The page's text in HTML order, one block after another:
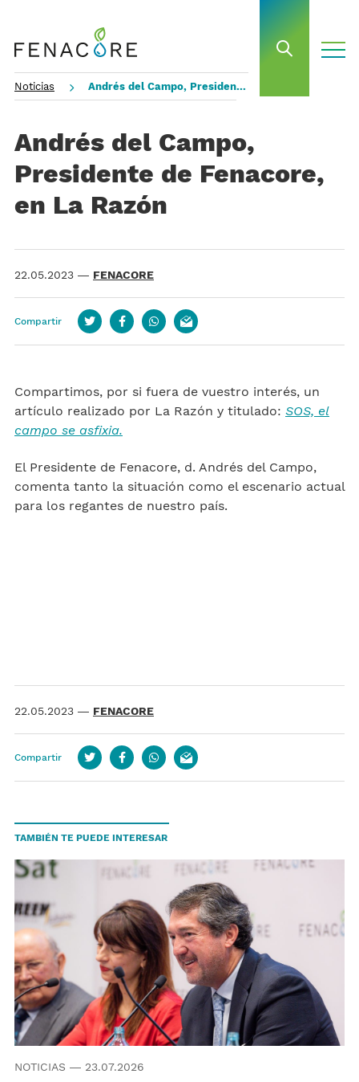
open
Noticias Andrés del Campo, Presidente de Fenacore, en La Razón
Andrés del Campo,
Presidente de Fenacore,
en La Razón
22.05.2023 — FENACORE
Compartir TwitterFacebookwhatsapp
email
Compartimos, por si fuera de vuestro interés, un
artículo realizado por La Razón y titulado: SOS, el
campo se asfixia.
El Presidente de Fenacore, d. Andrés del Campo,
comenta tanto la situación como el escenario actual
para los regantes de nuestro país.
22.05.2023 — FENACORE
Compartir TwitterFacebookwhatsapp
email
TAMBIÉN TE PUEDE INTERESAR
NOTICIAS — 23.07.2026